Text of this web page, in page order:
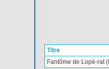
Titre
Fantôme de Lopé-rat